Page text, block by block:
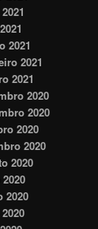
2021
2021
2021
2020
2020
2020
2020
2020
2020